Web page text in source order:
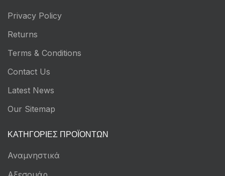
Privacy Policy
Returns
Terms & Conditions
Contact Us
Latest News
Our Sitemap
ΚΑΤΗΓΟΡΊΕΣ ΠΡΟΪΌΝΤΩΝ
Αναμνηστικά